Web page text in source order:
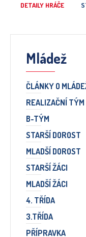
DETAILY HRÁČE
Mládež
ČLÁNKY O
REALIZAČNÍ TÝM
B-TÝM
STARŠÍ DOROST
MLADŠÍ DOROST
STARŠÍ ŽÁCI
MLADŠÍ ŽÁCI
4. TŘÍDA
3.TŘÍDA
PŘÍPRAVKA